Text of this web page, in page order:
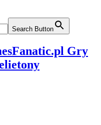
Search Button
Gry